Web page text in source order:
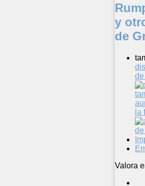
y
de
la
Valora